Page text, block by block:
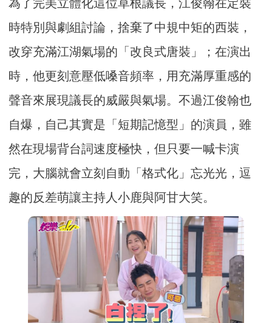
為了完美立體化這位草根議長，江俊翰在定裝
時特別與劇組討論，捨棄了中規中矩的西裝，
改穿充滿江湖氣場的「改良式唐裝」；在演出
時，他更刻意壓低嗓音頻率，用充滿厚重感的
聲音來展現議長的威嚴與氣場。不過江俊翰也
自爆，自己其實是「短期記憶型」的演員，雖
然在現場背台詞速度極快，但只要一喊卡演
完，大腦就會立刻自動「格式化」忘光光，逗
趣的反差萌讓主持人小鹿與阿甘大笑。